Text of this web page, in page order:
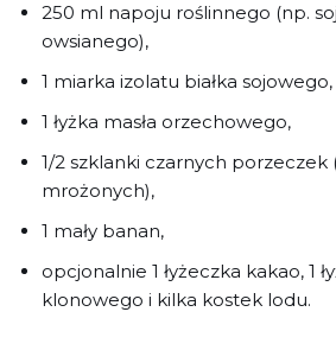
250 ml napoju roślinnego (np.
owsianego),
1 miarka izolatu białka sojowego,
1 łyżka masła orzechowego,
1/2 szklanki czarnych porzeczek
mrożonych),
1 mały banan,
opcjonalnie 1 łyżeczka kakao, 1
klonowego i kilka kostek lodu.